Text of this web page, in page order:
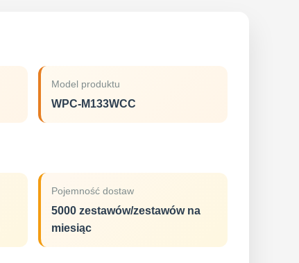
Model produktu
WPC-M133WCC
Pojemność dostaw
5000 zestawów/zestawów na
miesiąc